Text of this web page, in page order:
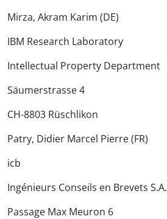
Mirza, Akram Karim (DE)
IBM Research Laboratory
Intellectual Property Department
Säumerstrasse 4
CH-8803 Rüschlikon
Patry, Didier Marcel Pierre (FR)
icb
Ingénieurs Conseils en Brevets S.A.
Passage Max Meuron 6